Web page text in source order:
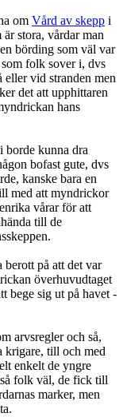
om Vård av skepp i
stora, vårdar man
börding som väl var
folk sover i, dvs
eller vid stranden men
det att upphittaren
hans
borde kunna dra
bofast gute, dvs
kanske bara en
med att myndrickor
vårar för att
till de
på att det var
överhuvudtaget
bege sig ut på havet -
arvsregler och så,
krigare, till och med
enkelt de yngre
folk väl, de fick till
marker, men